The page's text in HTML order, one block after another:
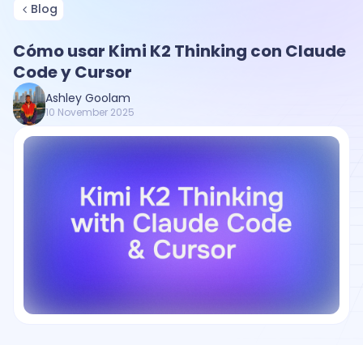
Blog
Cómo usar Kimi K2 Thinking con Claude
Code y Cursor
Ashley Goolam
10 November 2025